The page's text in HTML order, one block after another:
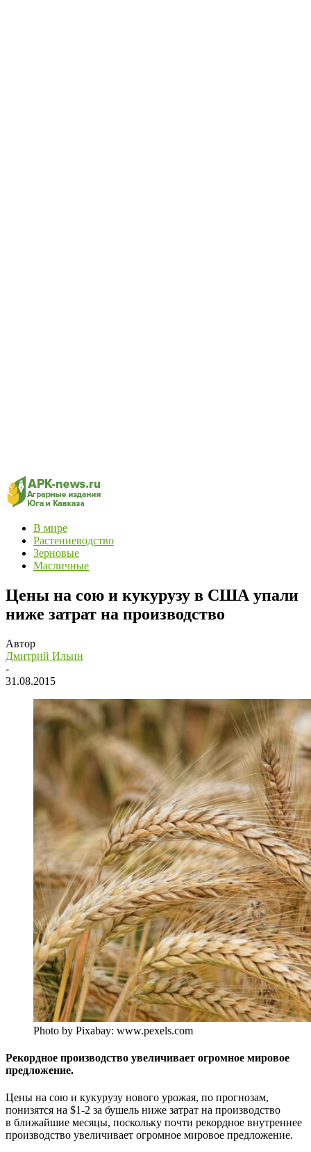
В мире
Растениеводство
Зерновые
Масличные
Цены на сою и кукурузу в США упали
ниже затрат на производство
Автор
Дмитрий Ильин
-
31.08.2015
Photo by Pixabay: www.pexels.com
Рекордное производство увеличивает огромное мировое
предложение.
Цены на сою и кукурузу нового урожая, по прогнозам,
понизятся на $1-2 за бушель ниже затрат на производство
в ближайшие месяцы, поскольку почти рекордное внутреннее
производство увеличивает огромное мировое предложение.